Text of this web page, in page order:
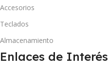
Accesorios
Teclados
Almacenamiento
Enlaces de Interés